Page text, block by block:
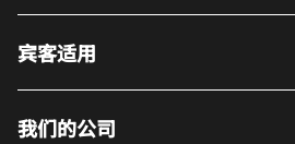
宾客适用
我们的公司